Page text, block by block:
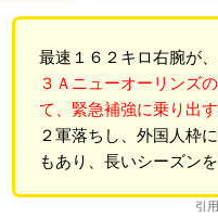
最速１６２キロ右腕が
３Ａニューオーリンズ
て、緊急補強に乗り出す
２軍落ちし、外国人枠
もあり、長いシーズン
引